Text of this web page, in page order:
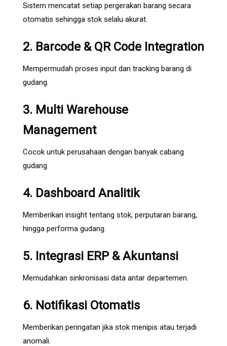
Sistem mencatat setiap pergerakan barang secara
otomatis sehingga stok selalu akurat.
2. Barcode & QR Code Integration
Mempermudah proses input dan tracking barang di
gudang.
3. Multi Warehouse
Management
Cocok untuk perusahaan dengan banyak cabang
gudang.
4. Dashboard Analitik
Memberikan insight tentang stok, perputaran barang,
hingga performa gudang.
5. Integrasi ERP & Akuntansi
Memudahkan sinkronisasi data antar departemen.
6. Notifikasi Otomatis
Memberikan peringatan jika stok menipis atau terjadi
anomali.